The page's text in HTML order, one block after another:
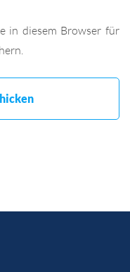
in diesem Browser für